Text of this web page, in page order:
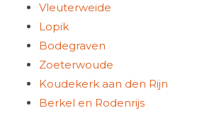
Vleuterweide
Lopik
Bodegraven
Zoeterwoude
Koudekerk aan den Rijn
Berkel en Rodenrijs